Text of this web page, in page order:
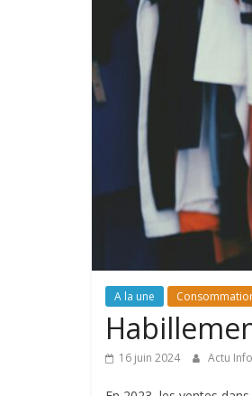
A la une
16 juin 2024 Actu Info